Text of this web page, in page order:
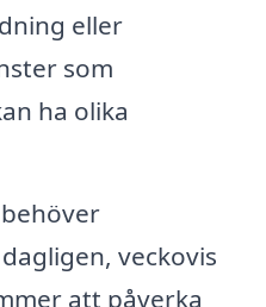
eller
som
ha olika
veckovis
att påverka